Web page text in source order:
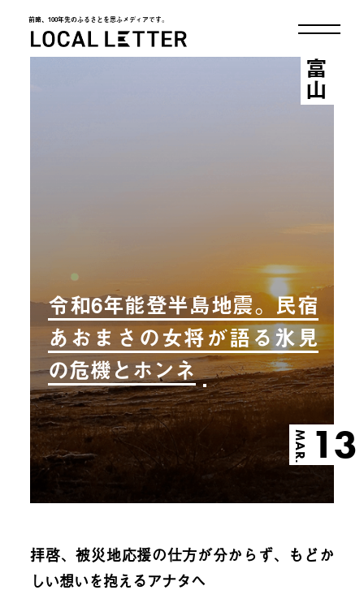
前略、100年先のふるさとを思ふメディアです。
LOCAL LETTER
令和6年能登半島地震。民宿
あおまさの女将が語る氷見
の危機とホンネ
MAR. 13
富山
拝啓、被災地応援の仕方が分からず、もどか
しい想いを抱えるアナタへ